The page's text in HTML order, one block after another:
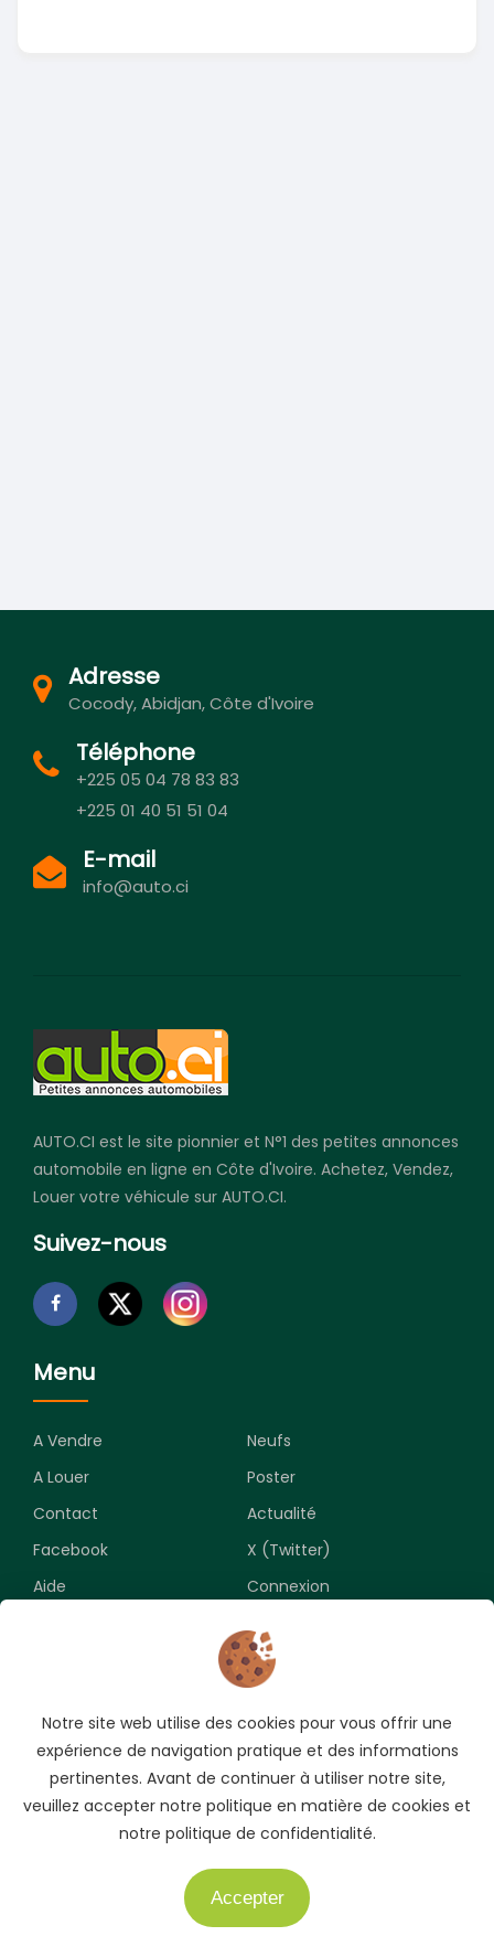
Adresse
Cocody, Abidjan, Côte d'Ivoire
Téléphone
+225 05 04 78 83 83
+225 01 40 51 51 04
E-mail
info@auto.ci
AUTO.CI est le site pionnier et N°1 des petites annonces
automobile en ligne en Côte d'Ivoire. Achetez, Vendez,
Louer votre véhicule sur AUTO.CI.
Suivez-nous
Menu
A Vendre
Neufs
A Louer
Poster
Contact
Actualité
Facebook
X (Twitter)
Aide
Connexion
Souscrivez pour recevoir les meilleures opportunités.
Copyright © 2009-2026 AUTO.CI. Tous droits réservés
Notre site web utilise des cookies pour vous offrir une
expérience de navigation pratique et des informations
pertinentes. Avant de continuer à utiliser notre site,
veuillez accepter notre politique en matière de cookies et
notre politique de confidentialité.
Accepter